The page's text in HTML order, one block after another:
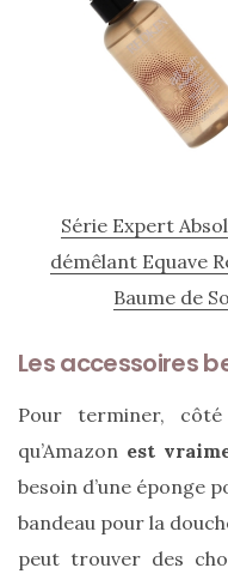
Série Expert
démêlant Equave
Baume de
Les accessoires
Pour terminer,
qu’Amazon est
besoin d’une éponge
bandeau pour la
peut trouver des